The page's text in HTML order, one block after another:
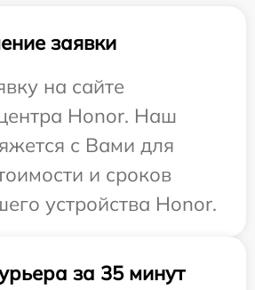
заявки
на сайте
Honor. Наш
с Вами для
и сроков
устройства Honor.
за 35 минут